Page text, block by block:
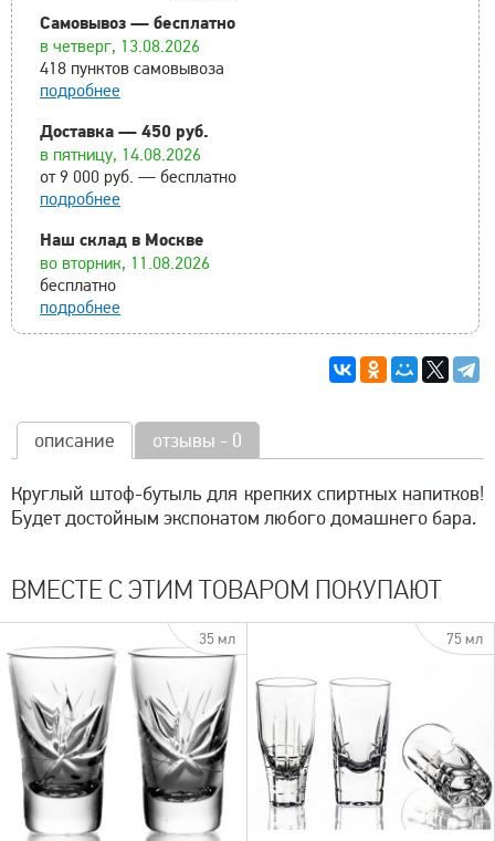
Самовывоз — бесплатно
в четверг, 13.08.2026
418 пунктов самовывоза
подробнее
Доставка — 450 руб.
в пятницу, 14.08.2026
от 9 000 руб. — бесплатно
подробнее
Наш склад в Москве
во вторник, 11.08.2026
бесплатно
подробнее
описание отзывы - 0
Круглый штоф-бутыль для крепких спиртных напитков!
Будет достойным экспонатом любого домашнего бара.
ВМЕСТЕ С ЭТИМ ТОВАРОМ ПОКУПАЮТ
35 мл 75 мл